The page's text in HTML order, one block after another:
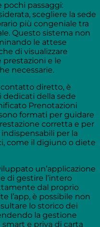
pochi passaggi:
scegliere la sede
più congeniale tra
Questo sistema non
le attese
di visualizzare
e le
necessarie.
contatto diretto, è
dedicati della sede
Prenotazioni
formati per guidare
corretta e per
per la
come il digiuno o diete
un’applicazione
di gestire l’intero
dal proprio
l’app, è possibile non
lo storico dei
la gestione
e priva di carta